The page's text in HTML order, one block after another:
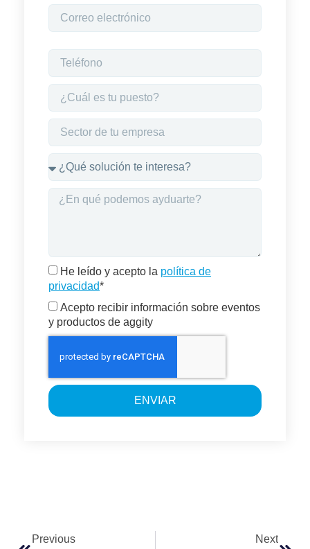
He leído y acepto la política de
privacidad*
Acepto recibir información sobre eventos
y productos de aggity
ENVIAR
Previous Next